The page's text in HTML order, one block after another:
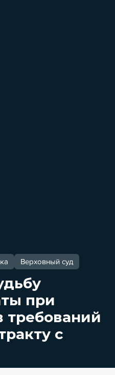
Верховный суд
при
требований
с